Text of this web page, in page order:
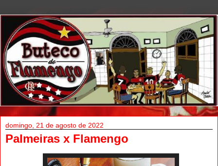
domingo, 21 de agosto de 2022
Palmeiras x Flamengo